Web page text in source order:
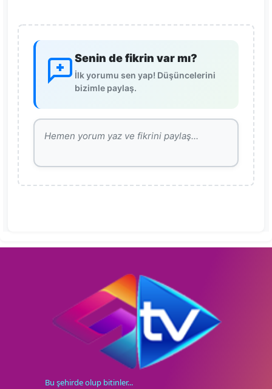
Senin de fikrin var mı?
İlk yorumu sen yap! Düşüncelerini
bizimle paylaş.
Bu şehirde olup bitinler...